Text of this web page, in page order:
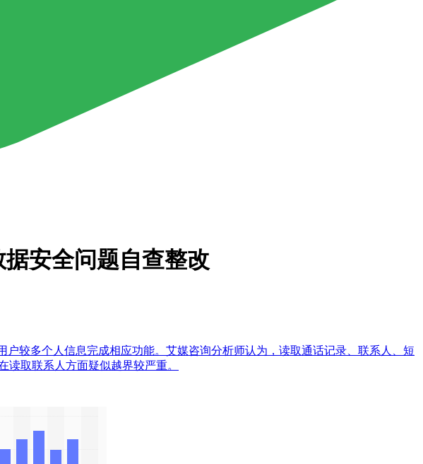
安全问题自查整改
较多个人信息完成相应功能。艾媒咨询分析师认为，读取通话记录、联系人、短
取联系人方面疑似越界较严重。